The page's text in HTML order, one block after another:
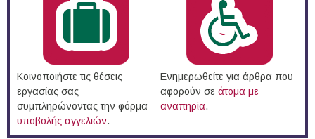
Κοινοποιήστε τις θέσεις
εργασίας σας
συμπληρώνοντας την φόρμα
υποβολής αγγελιών.
Ενημερωθείτε για άρθρα που
αφορούν σε άτομα με
αναπηρία.